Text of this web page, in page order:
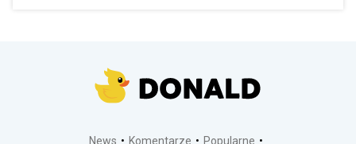
News Komentarze Popularne